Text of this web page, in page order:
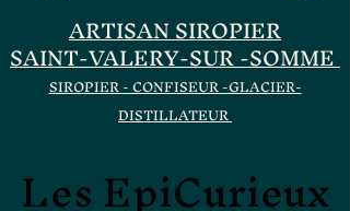
ARTISAN SIROPIER
SAINT-VALERY-SUR -SOMME
SIROPIER - CONFISEUR -GLACIER-
DISTILLATEUR
Les EpiCurieux
Les EpiCurieux